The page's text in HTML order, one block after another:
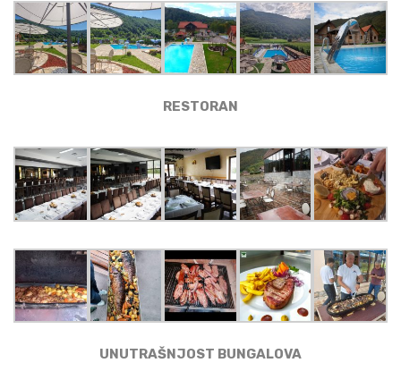
RESTORAN
UNUTRAŠNJOST BUNGALOVA